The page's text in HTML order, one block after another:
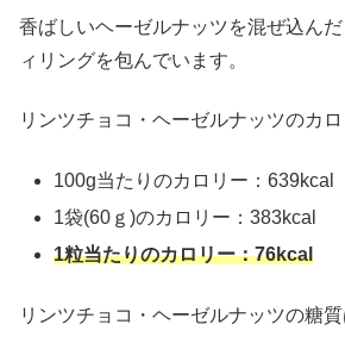
香ばしいヘーゼルナッツを混ぜ込ん
ィリングを包んでいます。
リンツチョコ・ヘーゼルナッツのカロ
100g当たりのカロリー：639kcal
1袋(60ｇ)のカロリー：383kcal
1粒当たりのカロリー：76kcal
リンツチョコ・ヘーゼルナッツの糖質